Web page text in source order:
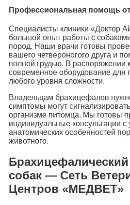
Профессиональная помощь
Специалисты клиники «Доктор
большой опыт работы с
пород. Наши врачи готовы
вашего четвероногого друга и
полной грудью. В распоряжении
современное оборудование для
любого уровня сложности.
Владельцам брахицефалов
симптомы могут
организме питомца. Мы готовы
индивидуальные консультации с
анатомических особенностей
животного.
собак — Сеть
Центров «МЕДВЕТ»